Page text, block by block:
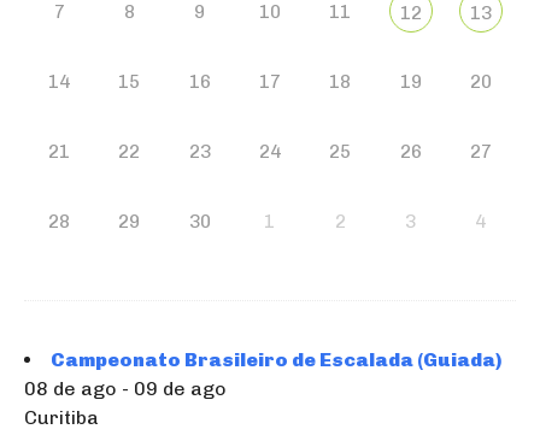
7 8 9 10 11 12 13
14 15 16 17 18 19 20
21 22 23 24 25 26 27
28 29 30 1 2 3 4
Campeonato Brasileiro de Escalada (Guiada)
08 de ago - 09 de ago
Curitiba